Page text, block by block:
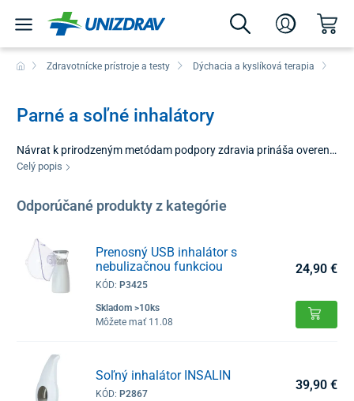
Zdravotnícke prístroje a testy Dýchacia a kyslíková terapia
Parné a soľné inhalátory
Návrat k prirodzeným metódam podpory zdravia prináša overené
výsledky, najmä ak ide o horné dýchacie cesty. Kategória parné a
minerálov. Tieto zariadenia sú navrhnuté tak, aby simulovali
blahodarné prostredie prímorských oblastí alebo liečivých
tých, ktorí uprednostňujú neinvazívnu cestu k čistému dýchaniu.
Celý popis
Odporúčané produkty z kategórie
Prenosný USB inhalátor s
nebulizačnou funkciou
KÓD: P3425
Skladom >10ks
Môžete mať 11.08
24,90 €
Soľný inhalátor INSALIN
KÓD: P2867
39,90 €